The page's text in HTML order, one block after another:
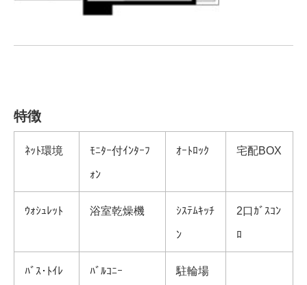
特徴
ﾈｯﾄ環境 ﾓﾆﾀｰ付ｲﾝﾀｰﾌ
ｫﾝ
ｵｰﾄﾛｯｸ 宅配BOX
ｳｫｼｭﾚｯﾄ 浴室乾燥機 ｼｽﾃﾑｷｯﾁ
ﾝ
2口ｶﾞｽｺﾝ
ﾛ
ﾊﾞｽ･ﾄｲﾚ ﾊﾞﾙｺﾆｰ 駐輪場